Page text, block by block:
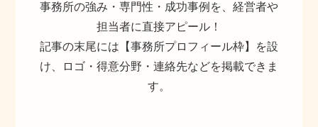
事務所の強み・専門性・成功事例を、経営者や
担当者に直接アピール！
記事の末尾には【事務所プロフィール枠】を設
け、ロゴ・得意分野・連絡先などを掲載できま
す。